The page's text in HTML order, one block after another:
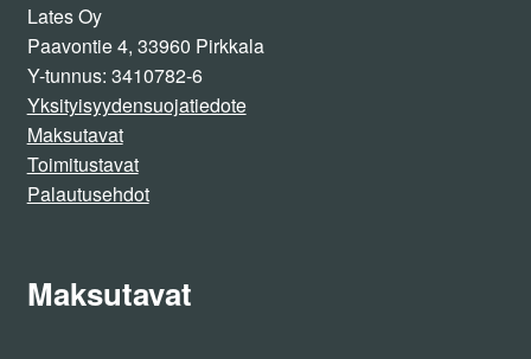
Lates Oy
Paavontie 4, 33960 Pirkkala
Y-tunnus: 3410782-6
Yksityisyydensuojatiedote
Maksutavat
Toimitustavat
Palautusehdot
Maksutavat